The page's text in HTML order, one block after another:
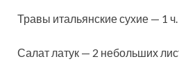
Травы итальянские сухие — 1
Салат латук — 2 небольших